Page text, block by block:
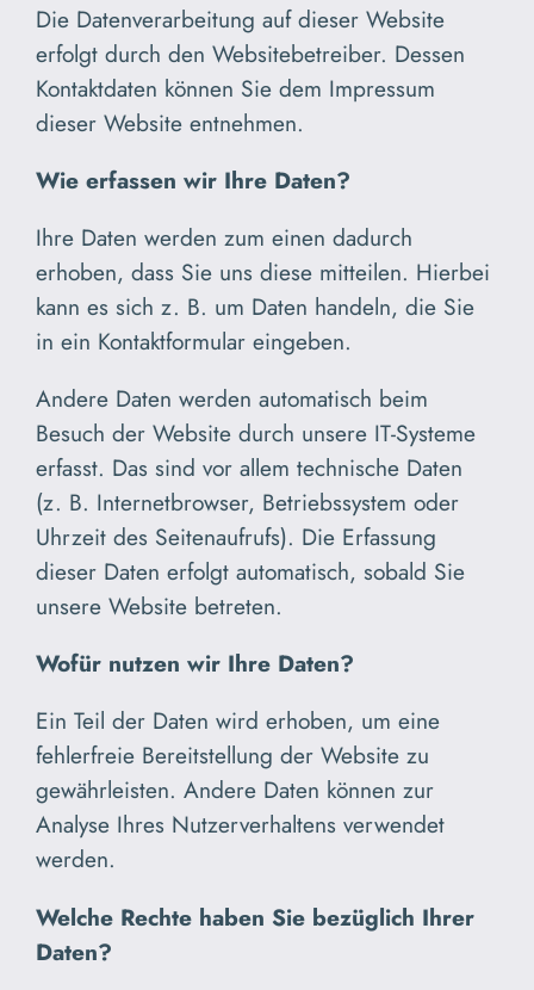
Die Datenverarbeitung auf dieser Website
erfolgt durch den Websitebetreiber. Dessen
Kontaktdaten können Sie dem Impressum
dieser Website entnehmen.
Wie erfassen wir Ihre Daten?
Ihre Daten werden zum einen dadurch
erhoben, dass Sie uns diese mitteilen. Hierbei
kann es sich z. B. um Daten handeln, die Sie
in ein Kontaktformular eingeben.
Andere Daten werden automatisch beim
Besuch der Website durch unsere IT-Systeme
erfasst. Das sind vor allem technische Daten
(z. B. Internetbrowser, Betriebssystem oder
Uhrzeit des Seitenaufrufs). Die Erfassung
dieser Daten erfolgt automatisch, sobald Sie
unsere Website betreten.
Wofür nutzen wir Ihre Daten?
Ein Teil der Daten wird erhoben, um eine
fehlerfreie Bereitstellung der Website zu
gewährleisten. Andere Daten können zur
Analyse Ihres Nutzerverhaltens verwendet
werden.
Welche Rechte haben Sie bezüglich Ihrer
Daten?